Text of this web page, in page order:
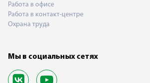
Работа в офисе
Работа в контакт-центре
Охрана труда
Мы в социальных сетях